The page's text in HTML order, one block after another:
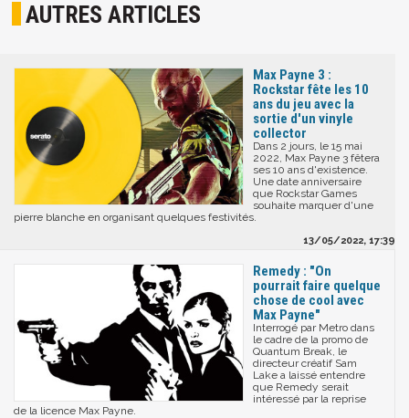
AUTRES ARTICLES
Max Payne 3 :
Rockstar fête les 10
ans du jeu avec la
sortie d'un vinyle
collector
Dans 2 jours, le 15 mai
2022, Max Payne 3 fêtera
ses 10 ans d'existence.
Une date anniversaire
que Rockstar Games
souhaite marquer d'une
pierre blanche en organisant quelques festivités.
13/05/2022, 17:39
Remedy : "On
pourrait faire quelque
chose de cool avec
Max Payne"
Interrogé par Metro dans
le cadre de la promo de
Quantum Break, le
directeur créatif Sam
Lake a laissé entendre
que Remedy serait
intéressé par la reprise
de la licence Max Payne.